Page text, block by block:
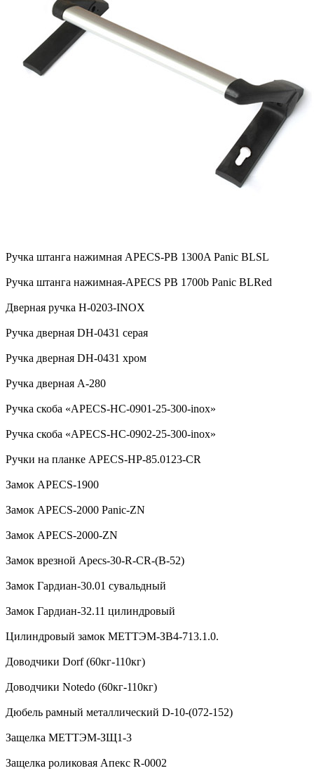
Ручка штанга нажимная APECS-PB 1300A Panic BLSL
Ручка штанга нажимная-APECS PB 1700b Panic BLRed
Дверная ручка H-0203-INOX
Ручка дверная DH-0431 серая
Ручка дверная DH-0431 хром
Ручка дверная А-280
Ручка скоба «APECS-HC-0901-25-300-inox»
Ручка скоба «APECS-HC-0902-25-300-inox»
Ручки на планке APECS-HP-85.0123-CR
Замок APECS-1900
Замок APECS-2000 Panic-ZN
Замок APECS-2000-ZN
Замок врезной Apecs-30-R-CR-(B-52)
Замок Гардиан-30.01 сувальдный
Замок Гардиан-32.11 цилиндровый
Цилиндровый замок МЕТТЭМ-ЗВ4-713.1.0.
Доводчики Dorf (60кг-110кг)
Доводчики Notedo (60кг-110кг)
Дюбель рамный металлический D-10-(072-152)
Защелка МЕТТЭМ-ЗЩ1-3
Защелка роликовая Апекс R-0002